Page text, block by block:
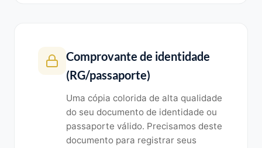
Comprovante de identidade
(RG/passaporte)
Uma cópia colorida de alta qualidade
do seu documento de identidade ou
passaporte válido. Precisamos deste
documento para registrar seus